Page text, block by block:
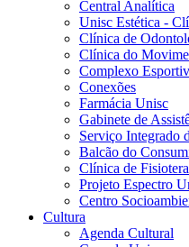
Central Analítica
Unisc Estética -
Clínica de
Clínica do
Complexo
Conexões
Farmácia Unisc
Gabinete de
Serviço Integrado
Balcão do
Clínica de
Projeto Espectro
Centro
Cultura
Agenda Cultural